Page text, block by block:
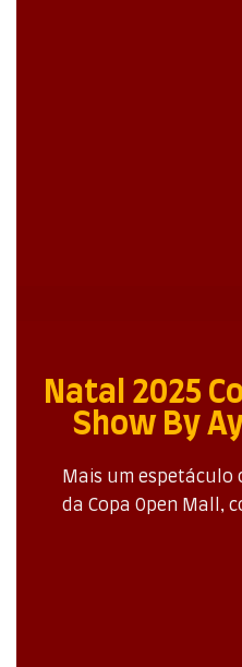
Natal 2025
Show By
Mais um espetáculo
da Copa Open Mall,